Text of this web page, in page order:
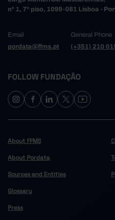
nº 1, 7º piso, 1099-081 Lisboa -
Email
pordata@ffms.pt
General Phone
(+351) 210
FOLLOW FUNDAÇÃO
About FFMS
About Pordata
Sources and Entities
Glossary
Press